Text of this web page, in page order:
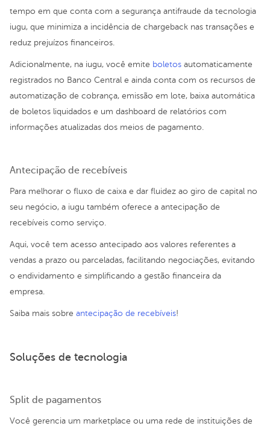
tempo em que conta com a segurança antifraude da tecnologia
iugu, que minimiza a incidência de chargeback nas transações e
reduz prejuízos financeiros.
Adicionalmente, na iugu, você emite boletos automaticamente
registrados no Banco Central e ainda conta com os recursos de
automatização de cobrança, emissão em lote, baixa automática
de boletos liquidados e um dashboard de relatórios com
informações atualizadas dos meios de pagamento.
Antecipação de recebíveis
Para melhorar o fluxo de caixa e dar fluidez ao giro de capital no
seu negócio, a iugu também oferece a antecipação de
recebíveis como serviço.
Aqui, você tem acesso antecipado aos valores referentes a
vendas a prazo ou parceladas, facilitando negociações, evitando
o endividamento e simplificando a gestão financeira da
empresa.
Saiba mais sobre antecipação de recebíveis!
Soluções de tecnologia
Split de pagamentos
Você gerencia um marketplace ou uma rede de instituições de